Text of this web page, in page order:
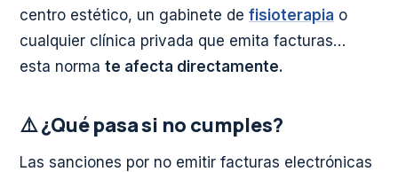
centro estético, un gabinete de fisioterapia o
cualquier clínica privada que emita facturas…
esta norma te afecta directamente.
⚠️ ¿Qué pasa si no cumples?
Las sanciones por no emitir facturas electrónicas